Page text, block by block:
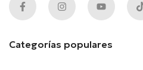
Categorías populares